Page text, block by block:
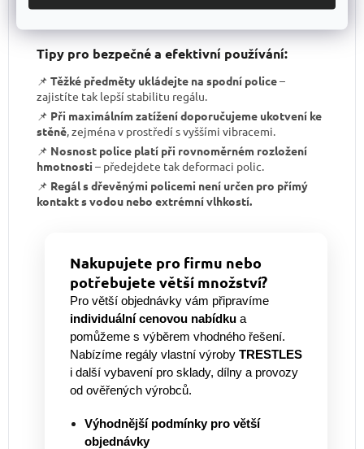
Tipy pro bezpečné a efektivní používání:
📌 Těžké předměty ukládejte na spodní police–
zajistíte tak lepší stabilitu regálu.
📌 Při maximálním zatížení doporučujeme ukotvení ke
stěně, zejména v prostředí s vyššími vibracemi.
📌 Nosnost police platí při rovnoměrném rozložení
hmotnosti – předejdete tak deformaci polic.
📌 Regál s dřevěnými policemi není určen pro přímý
kontakt s vodou nebo extrémní vlhkostí.
Nakupujete pro firmu nebo
potřebujete větší množství?
Pro větší objednávky vám připravíme
individuální cenovou nabídku a
pomůžeme s výběrem vhodného řešení.
Nabízíme regály vlastní výroby TRESTLES
i další vybavení pro sklady, dílny a provozy
od ověřených výrobců.
Výhodnější podmínky pro větší
objednávky